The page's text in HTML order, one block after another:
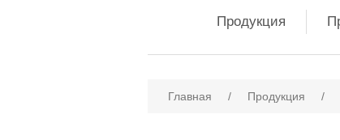
Продукция
Главная / Продукция /